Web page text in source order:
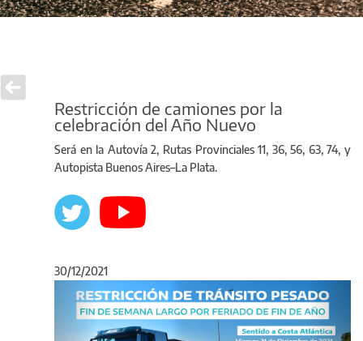
Restricción de camiones por la
celebración del Año Nuevo
Será en la Autovía 2, Rutas Provinciales 11, 36, 56, 63, 74, y
Autopista Buenos Aires–La Plata.
30/12/2021
Anterior